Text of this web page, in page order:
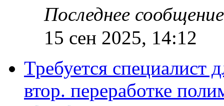
Последнее
15 сен 2025, 14:12
Требуется специалист
втор. переработке